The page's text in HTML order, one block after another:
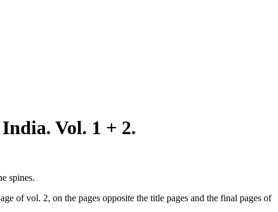
Vol. 1 + 2.
spines.
of vol. 2, on the pages opposite the title pages and the final pages of